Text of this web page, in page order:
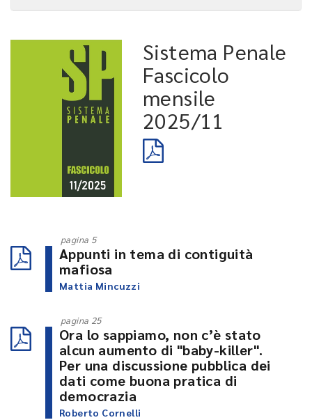
Sistema Penale
Fascicolo
mensile
2025/11
pagina 5
Appunti in tema di contiguità
mafiosa
Mattia Mincuzzi
pagina 25
Ora lo sappiamo, non c’è stato
alcun aumento di "baby-killer".
Per una discussione pubblica dei
dati come buona pratica di
democrazia
Roberto Cornelli